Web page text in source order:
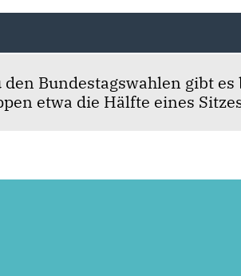
den Bundestagswahlen gibt
etwa die Hälfte eines